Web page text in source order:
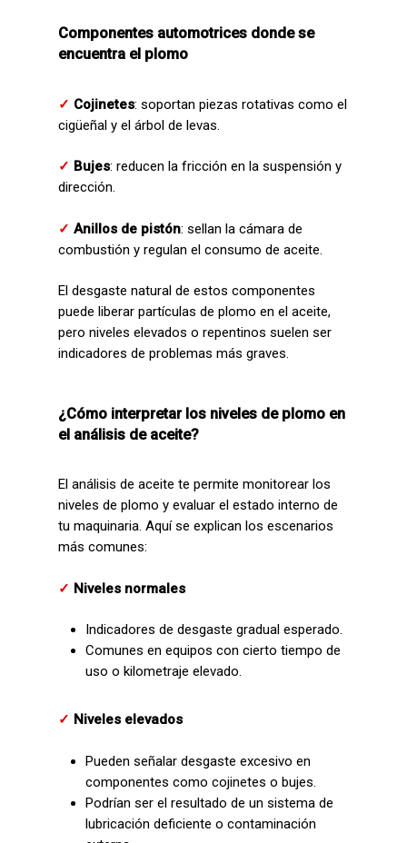
Componentes automotrices donde se
encuentra el plomo
✓ Cojinetes: soportan piezas rotativas como el
cigüeñal y el árbol de levas.
✓ Bujes: reducen la fricción en la suspensión y
dirección.
✓ Anillos de pistón: sellan la cámara de
combustión y regulan el consumo de aceite.
El desgaste natural de estos componentes
puede liberar partículas de plomo en el aceite,
pero niveles elevados o repentinos suelen ser
indicadores de problemas más graves.
¿Cómo interpretar los niveles de plomo en
el análisis de aceite?
El análisis de aceite te permite monitorear los
niveles de plomo y evaluar el estado interno de
tu maquinaria. Aquí se explican los escenarios
más comunes:
✓ Niveles normales
Indicadores de desgaste gradual esperado.
Comunes en equipos con cierto tiempo de
uso o kilometraje elevado.
✓ Niveles elevados
Pueden señalar desgaste excesivo en
componentes como cojinetes o bujes.
Podrían ser el resultado de un sistema de
lubricación deficiente o contaminación